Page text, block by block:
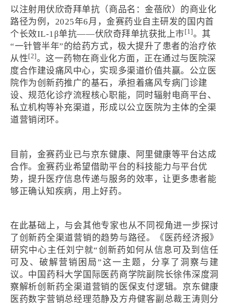
以注射用伏欣奇拜单抗（商品名：金蓓欣）的商业化
路径为例，2025年6月，金赛药业自主研发的国内首
个长效IL-1β单抗——伏欣奇拜单抗获批上市[1]。其
“一针管半年”的给药方式，极大提升了患者的治疗依
从性[2]。这一药物在商业化方面，正在通过与医院深
度合作建设痛风中心，实现多渠道价值共赢。公立医
院作为创新药推广的基石，承担着痛风专病门诊建
设、规范化诊疗流程核心职能，同时辐射电商平台、
私立机构等补充渠道，形成以公立医院为主体的全渠
道营销闭环。
目前，金赛药业已与京东健康、阿里健康等平台达成
合作。金赛药业希望借助平台的科技能力与平台优
势，提升医疗信息传递与服务的效率，让更多患者能
够正确认知疾病，用上好药。
在此基础上，与会其他专家也从不同视角进一步探讨
了创新药全渠道营销的趋势与路径。《医药经济报》
研究中心主任刘宁就“创新药如何从信息可及到信任
可及、破解营销困局”这一主题，分享了洞察与建
议。中国药科大学国际医药商学院副院长徐伟深度洞
察解析创新药全渠道营销的医保支付逻辑。京东健康
医药数字营销总经理范静及方舟健客副总裁王涛则分